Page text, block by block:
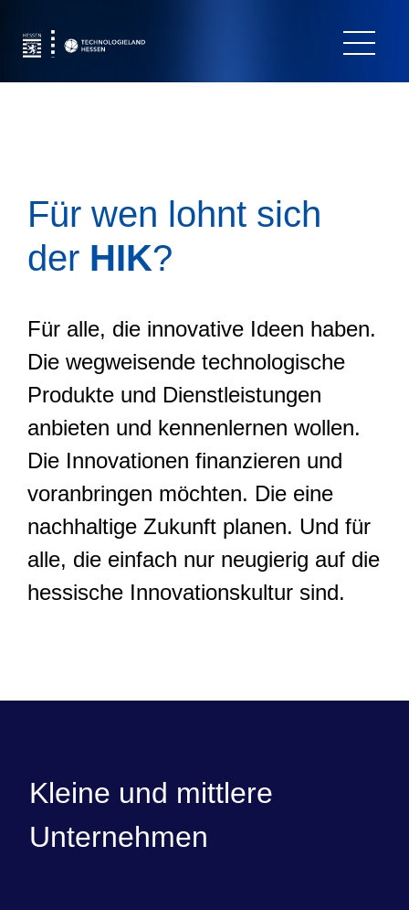
Für wen lohnt sich
der HIK?
Für alle, die innovative Ideen haben.
Die wegweisende technologische
Produkte und Dienstleistungen
anbieten und kennenlernen wollen.
Die Innovationen finanzieren und
voranbringen möchten. Die eine
nachhaltige Zukunft planen. Und für
alle, die einfach nur neugierig auf die
hessische Innovationskultur sind.
Kleine und mittlere
Unternehmen